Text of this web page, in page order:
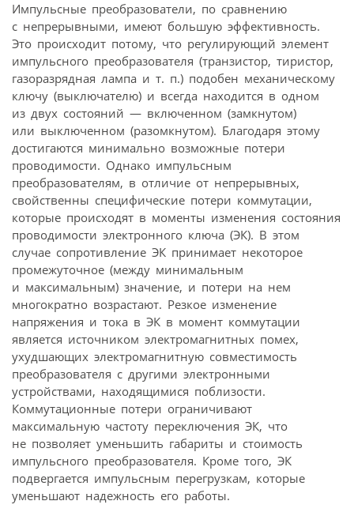
Импульсные преобразователи, по сравнению
с непрерывными, имеют большую эффективность.
Это происходит потому, что регулирующий элемент
импульсного преобразователя (транзистор, тиристор,
газоразрядная лампа и т. п.) подобен механическому
ключу (выключателю) и всегда находится в одном
из двух состояний — включенном (замкнутом)
или выключенном (разомкнутом). Благодаря этому
достигаются минимально возможные потери
проводимости. Однако импульсным
преобразователям, в отличие от непрерывных,
свойственны специфические потери коммутации,
которые происходят в моменты изменения состояния
проводимости электронного ключа (ЭК). В этом
случае сопротивление ЭК принимает некоторое
промежуточное (между минимальным
и максимальным) значение, и потери на нем
многократно возрастают. Резкое изменение
напряжения и тока в ЭК в момент коммутации
является источником электромагнитных помех,
ухудшающих электромагнитную совместимость
преобразователя с другими электронными
устройствами, находящимися поблизости.
Коммутационные потери ограничивают
максимальную частоту переключения ЭК, что
не позволяет уменьшить габариты и стоимость
импульсного преобразователя. Кроме того, ЭК
подвергается импульсным перегрузкам, которые
уменьшают надежность его работы.